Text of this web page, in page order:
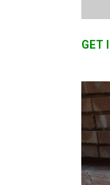
GET